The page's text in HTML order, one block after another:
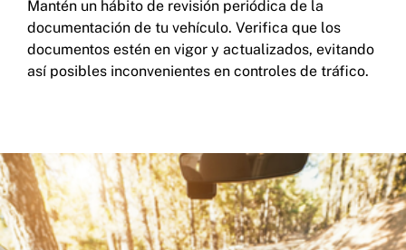
Mantén un hábito de revisión periódica de la
documentación de tu vehículo. Verifica que los
documentos estén en vigor y actualizados, evitando
así posibles inconvenientes en controles de tráfico.